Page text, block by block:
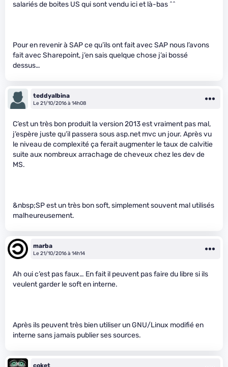
salariés de boites US qui sont vendu ici et là-bas ^^
Pour en revenir à SAP ce qu’ils ont fait avec SAP nous l’avons
fait avec Sharepoint, j’en sais quelque chose j’ai bossé
dessus…
teddyalbina
Le 21/10/2016 à 14h08
C’est un très bon produit la version 2013 est vraiment pas mal,
j’espère juste qu’il passera sous asp.net mvc un jour. Après vu
le niveau de complexité ça ferait augmenter le taux de calvitie
suite aux nombreux arrachage de cheveux chez les dev de
MS.
&nbsp;SP est un très bon soft, simplement souvent mal utilisés
malheureusement.
marba
Le 21/10/2016 à 14h14
Ah oui c’est pas faux… En fait il peuvent pas faire du libre si ils
veulent garder le soft en interne.
Après ils peuvent très bien utiliser un GNU/Linux modifié en
interne sans jamais publier ses sources.
coket